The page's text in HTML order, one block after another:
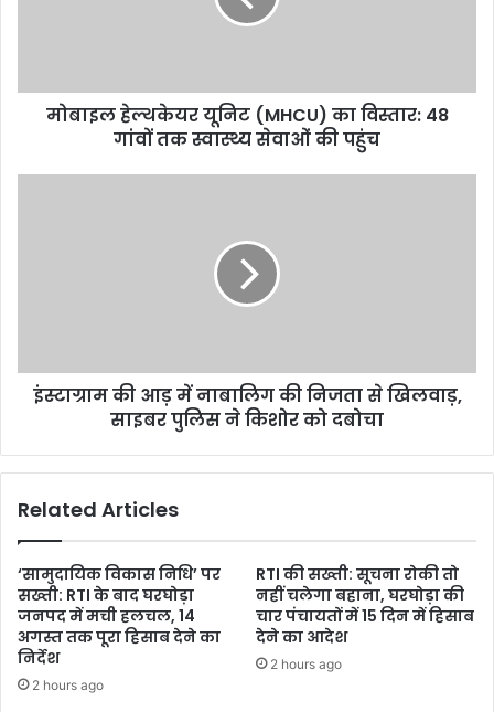
मोबाइल हेल्थकेयर यूनिट (MHCU) का विस्तार: 48
गांवों तक स्वास्थ्य सेवाओं की पहुंच
इंस्टाग्राम की आड़ में नाबालिग की निजता से खिलवाड़,
साइबर पुलिस ने किशोर को दबोचा
Related Articles
‘सामुदायिक विकास निधि’ पर
सख्ती: RTI के बाद घरघोड़ा
जनपद में मची हलचल, 14
अगस्त तक पूरा हिसाब देने का
निर्देश
2 hours ago
RTI की सख्ती: सूचना रोकी तो
नहीं चलेगा बहाना, घरघोड़ा की
चार पंचायतों में 15 दिन में हिसाब
देने का आदेश
2 hours ago